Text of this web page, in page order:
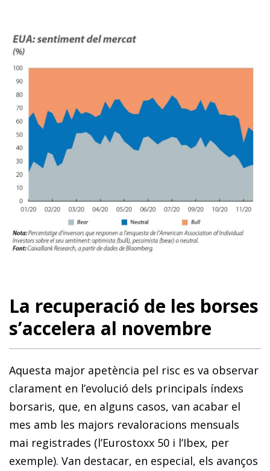
La recuperació de les borses
s’accelera al novembre
Aquesta major apetència pel risc es va observar
clarament en l’evolució dels principals índexs
borsaris, que, en alguns casos, van acabar el
mes amb les majors revaloracions mensuals
mai registrades (l’Eurostoxx 50 i l’Ibex, per
exemple). Van destacar, en especial, els avanços